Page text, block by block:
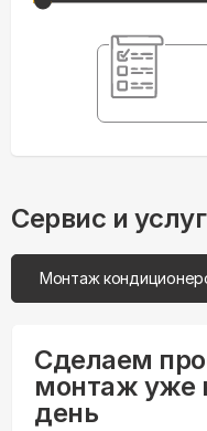
Сервис и
Монтаж
Сделаем
монтаж уже
день